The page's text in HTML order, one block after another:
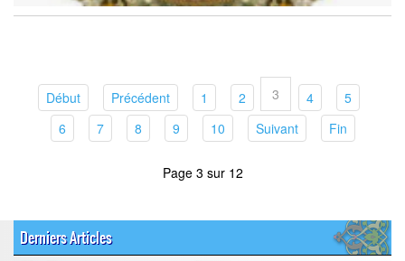
Début(current)Précédent(current)
1 (current)
2 (current)
3 4(current)
5(current)
6(current)
7(current)
8(current)
9(current)
10(current)Suivant(current)
Fin(current)
Page 3 sur 12
Derniers Articles